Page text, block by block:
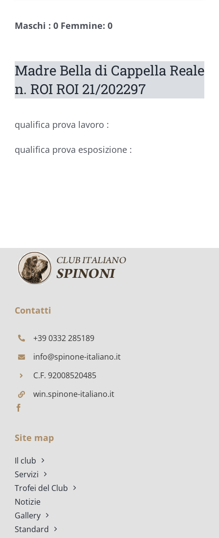
Maschi : 0 Femmine: 0
Madre Bella di Cappella Reale
n. ROI ROI 21/202297
qualifica prova lavoro :
qualifica prova esposizione :
Contatti
+39 0332 285189
info@spinone-italiano.it
C.F. 92008520485
win.spinone-italiano.it
Site map
Il club
Servizi
Trofei del Club
Notizie
Gallery
Standard